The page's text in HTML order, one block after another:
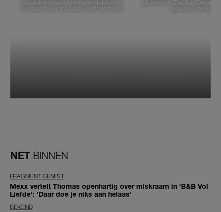
muziek en haar favoriete plekken in
de stad: 'Een stad die voelt als thuis'
plekken in Zwolle: 'Deze
graag verborgen'
NET BINNEN
FRAGMENT GEMIST
Mexx vertelt Thomas openhartig over miskraam in 'B&B Vol
Liefde': 'Daar doe je niks aan helaas'
BEKEND